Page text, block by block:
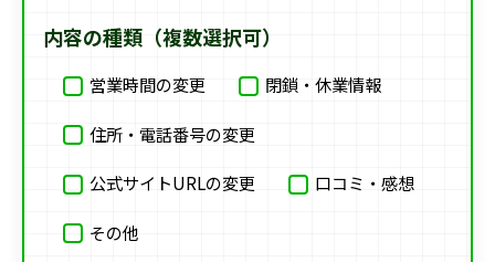
内容の種類（複数選択可）
営業時間の変更 閉鎖・休業情報
住所・電話番号の変更
公式サイトURLの変更 口コミ・感想
その他